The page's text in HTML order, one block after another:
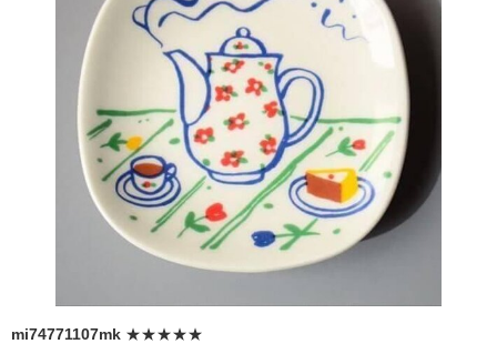
mi74771107mk ★★★★★